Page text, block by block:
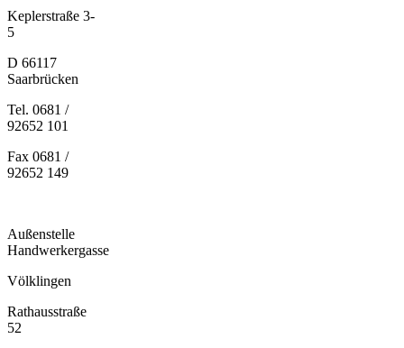
Keplerstraße 3-
5
D 66117
Saarbrücken
Tel. 0681 /
92652 101
Fax 0681 /
92652 149
Außenstelle
Handwerkergasse
Völklingen
Rathausstraße
52